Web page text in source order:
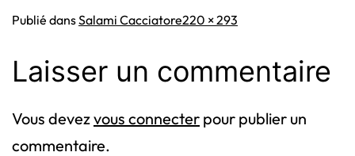
Publié dansSalami CacciatoreTaille
220 × 293
Laisser un commentaire
Vous devezvous connecter pour publier un
commentaire.